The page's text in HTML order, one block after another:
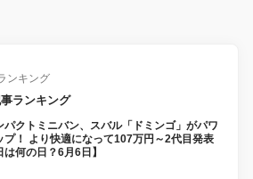
ンキング
ランキング
パクトミニバン、スバル「ドミンゴ」がパワ
プ！ より快適になって107万円～2代目発表
は何の日？6月6日】